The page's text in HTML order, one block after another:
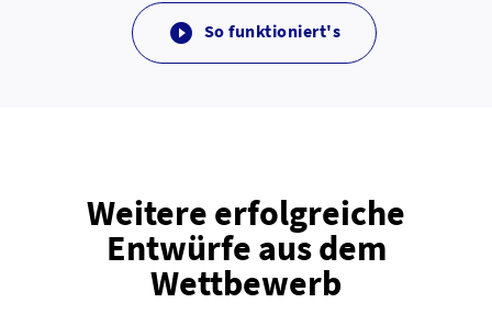
 So funktioniert's
Weitere erfolgreiche
Entwürfe aus dem
Wettbewerb